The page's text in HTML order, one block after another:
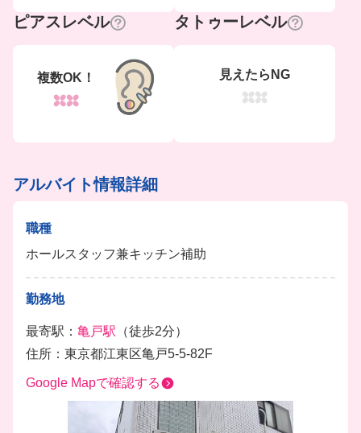
ピアスレベル
複数OK！
タトゥーレベル
見えたらNG
アルバイト情報詳細
職種
ホールスタッフ兼キッチン補助
勤務地
最寄駅： 亀戸駅 （徒歩2分）
住所：東京都江東区亀戸5-5-82F
Google Mapで確認する